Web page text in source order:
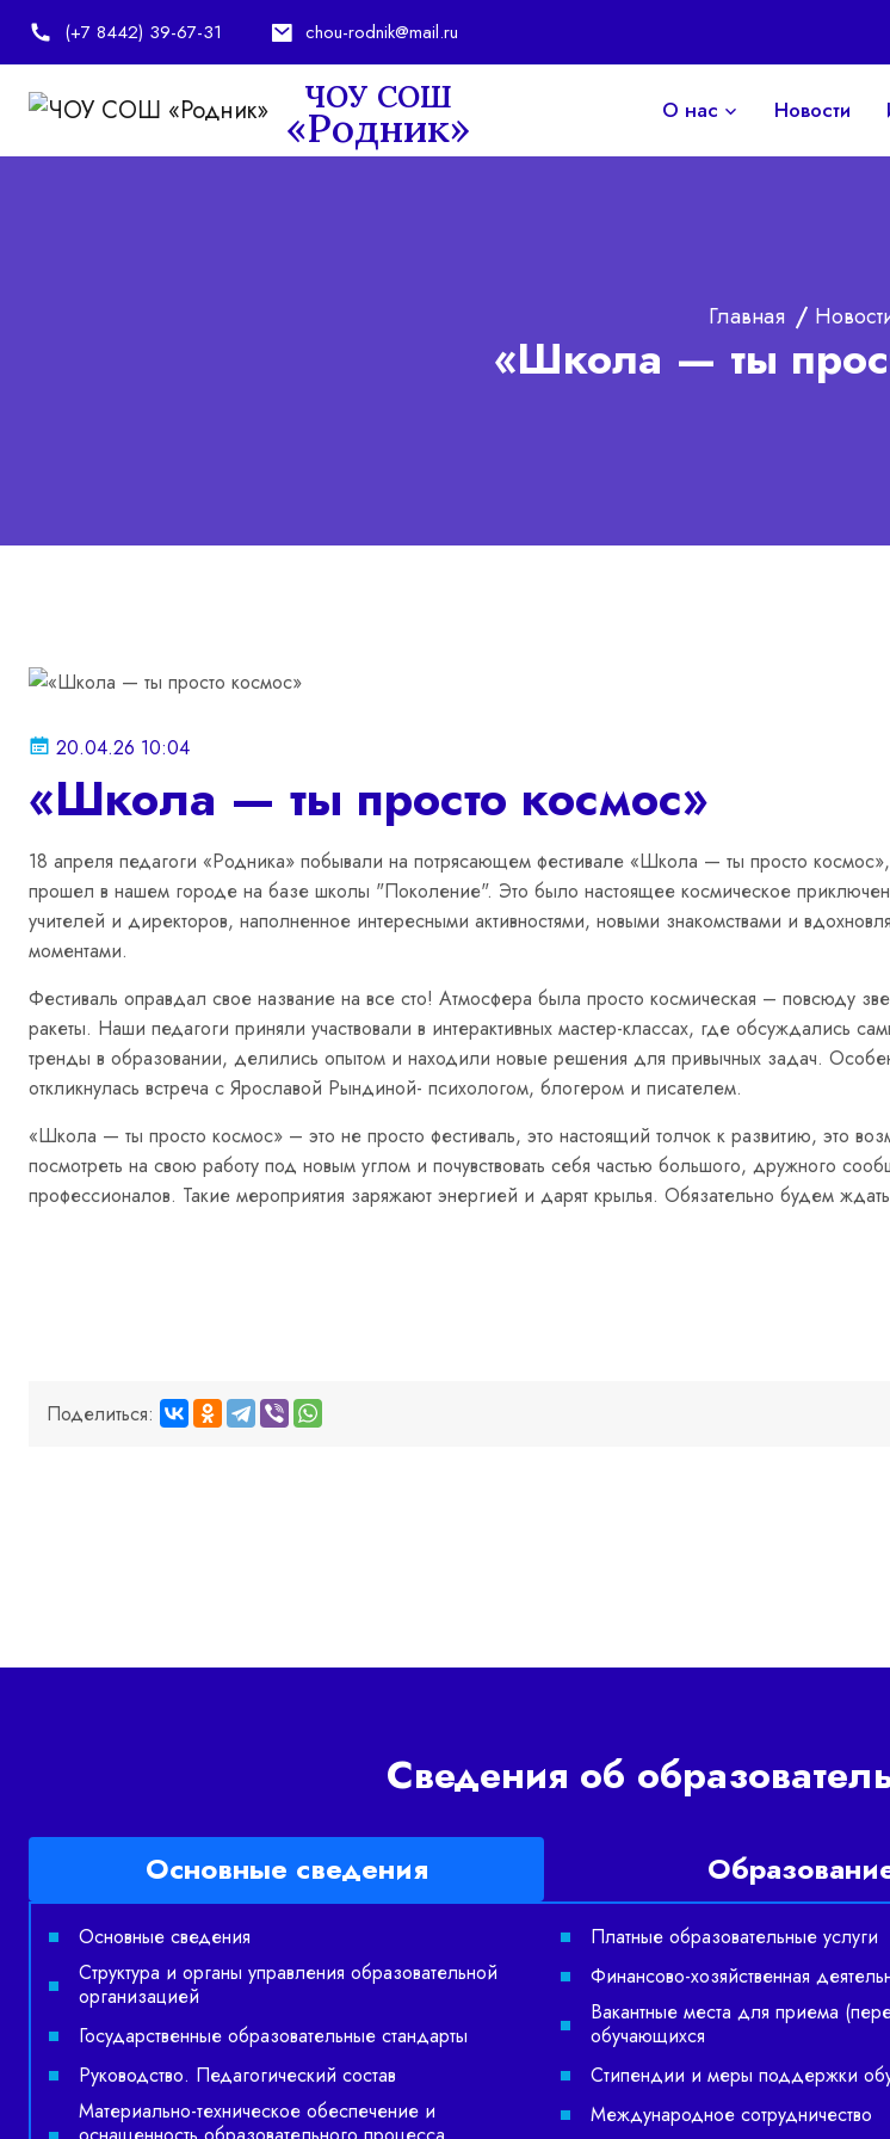
(+7 8442) 39-67-31 chou-rodnik@mail.ru
ЧОУ СОШ
«Родник» О нас Новости
Главная
«Школа — ты
20.04.26 10:04
«Школа — ты просто космос»
18 апреля педагоги «Родника» побывали на потрясающем фестивале «Школа — ты просто
прошел в нашем городе на базе школы "Поколение". Это было настоящее космическое
учителей и директоров, наполненное интересными активностями, новыми знакомствами и
моментами.
Фестиваль оправдал свое название на все сто! Атмосфера была просто космическая – повсюду
ракеты. Наши педагоги приняли участвовали в интерактивных мастер-классах, где обсуждались
тренды в образовании, делились опытом и находили новые решения для привычных задач.
откликнулась встреча с Ярославой Рындиной- психологом, блогером и писателем.
«Школа — ты просто космос» – это не просто фестиваль, это настоящий толчок к развитию, это
посмотреть на свою работу под новым углом и почувствовать себя частью большого, дружного
профессионалов. Такие мероприятия заряжают энергией и дарят крылья. Обязательно будем ждать
Поделиться:
Сведения об
Основные сведения
Основные сведения
Структура и органы управления образовательной
организацией
Государственные образовательные стандарты
Руководство. Педагогический состав
Материально-техническое обеспечение и
Платные образовательные услуги
Финансово-хозяйственная
Вакантные места для приема
обучающихся
Стипендии и меры поддержки
Международное сотрудничество